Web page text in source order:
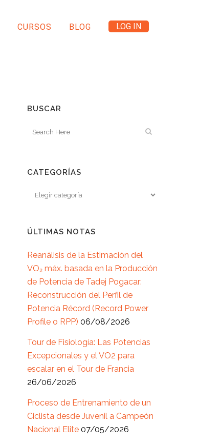
CURSOS BLOG LOG IN
BUSCAR
CATEGORÍAS
ÚLTIMAS NOTAS
Reanálisis de la Estimación del
VO₂ máx. basada en la Producción
de Potencia de Tadej Pogacar:
Reconstrucción del Perfil de
Potencia Récord (Record Power
Profile o RPP) 06/08/2026
Tour de Fisiología: Las Potencias
Excepcionales y el VO2 para
escalar en el Tour de Francia
26/06/2026
Proceso de Entrenamiento de un
Ciclista desde Juvenil a Campeón
Nacional Elite 07/05/2026